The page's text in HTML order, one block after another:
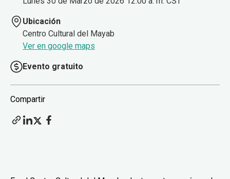
Ubicación
Centro Cultural del Mayab
Ver en google maps
Evento gratuito
Compartir